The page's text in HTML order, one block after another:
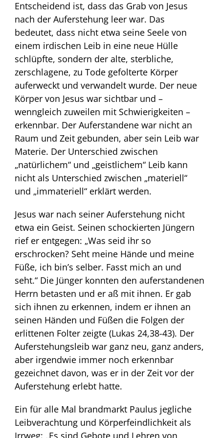
Entscheidend ist, dass das Grab von Jesus
nach der Auferstehung leer war. Das
bedeutet, dass nicht etwa seine Seele von
einem irdischen Leib in eine neue Hülle
schlüpfte, sondern der alte, sterbliche,
zerschlagene, zu Tode gefolterte Körper
auferweckt und verwandelt wurde. Der neue
Körper von Jesus war sichtbar und –
wenngleich zuweilen mit Schwierigkeiten –
erkennbar. Der Auferstandene war nicht an
Raum und Zeit gebunden, aber sein Leib war
Materie. Der Unterschied zwischen
„natürlichem“ und „geistlichem“ Leib kann
nicht als Unterschied zwischen „materiell“
und „immateriell“ erklärt werden.
Jesus war nach seiner Auferstehung nicht
etwa ein Geist. Seinen schockierten Jüngern
rief er entgegen: „Was seid ihr so
erschrocken? Seht meine Hände und meine
Füße, ich bin’s selber. Fasst mich an und
seht.“ Die Jünger konnten den auferstandenen
Herrn betasten und er aß mit ihnen. Er gab
sich ihnen zu erkennen, indem er ihnen an
seinen Händen und Füßen die Folgen der
erlittenen Folter zeigte (Lukas 24,38-43). Der
Auferstehungsleib war ganz neu, ganz anders,
aber irgendwie immer noch erkennbar
gezeichnet davon, was er in der Zeit vor der
Auferstehung erlebt hatte.
Ein für alle Mal brandmarkt Paulus jegliche
Leibverachtung und Körperfeindlichkeit als